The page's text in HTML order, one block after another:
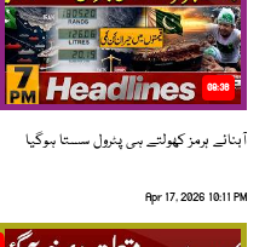
08:36
آبنائے ہرمز کھولتے ہی پٹرول سستا ہوگیا
Apr 17, 2026 10:11 PM